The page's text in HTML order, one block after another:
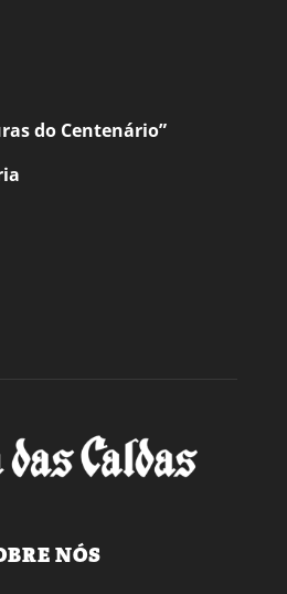
do Centenário”
NÓS